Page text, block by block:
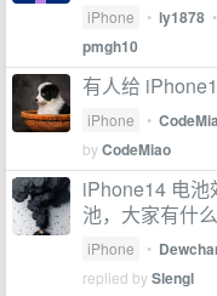
iPhone • ly1878 •
pmgh10
有人给
iPhone •
byCodeMiao
iPhone14 电
池，大家有什
iPhone •
replied bySlengl